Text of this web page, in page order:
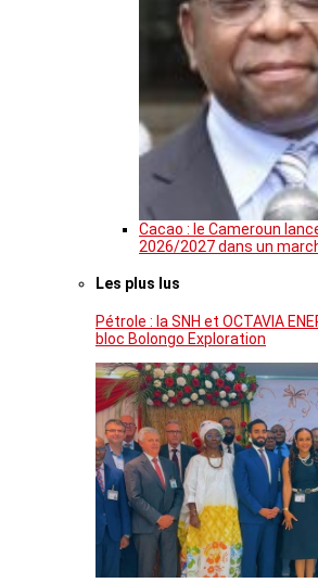
Cacao : le Cameroun
2026/2027 dans un
Les plus lus
Pétrole : la SNH et OCTAVIA
bloc Bolongo Exploration